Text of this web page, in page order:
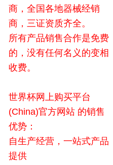
商，全国各地器械经销
商，三证资质齐全。
所有产品销售合作是免费
的，没有任何名义的变相
收费。
世界杯网上购买平台
(China)官方网站 的销售
优势：
自生产经营，一站式产品
提供